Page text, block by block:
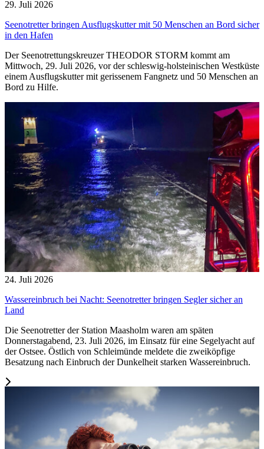
29. Juli 2026
Seenotretter bringen Ausflugskutter mit 50 Menschen an Bord sicher
in den Hafen
Der Seenotrettungskreuzer THEODOR STORM kommt am
Mittwoch, 29. Juli 2026, vor der schleswig-holsteinischen Westküste
einem Ausflugskutter mit gerissenem Fangnetz und 50 Menschen an
Bord zu Hilfe.
24. Juli 2026
Wassereinbruch bei Nacht: Seenotretter bringen Segler sicher an
Land
Die Seenotretter der Station Maasholm waren am späten
Donnerstagabend, 23. Juli 2026, im Einsatz für eine Segelyacht auf
der Ostsee. Östlich von Schleimünde meldete die zweiköpfige
Besatzung nach Einbruch der Dunkelheit starken Wassereinbruch.